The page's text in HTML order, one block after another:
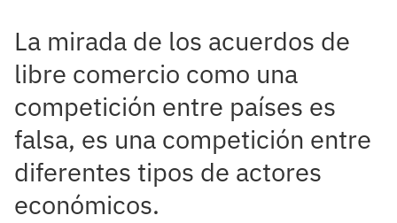
La mirada de los acuerdos de
libre comercio como una
competición entre países es
falsa, es una competición entre
diferentes tipos de actores
económicos.